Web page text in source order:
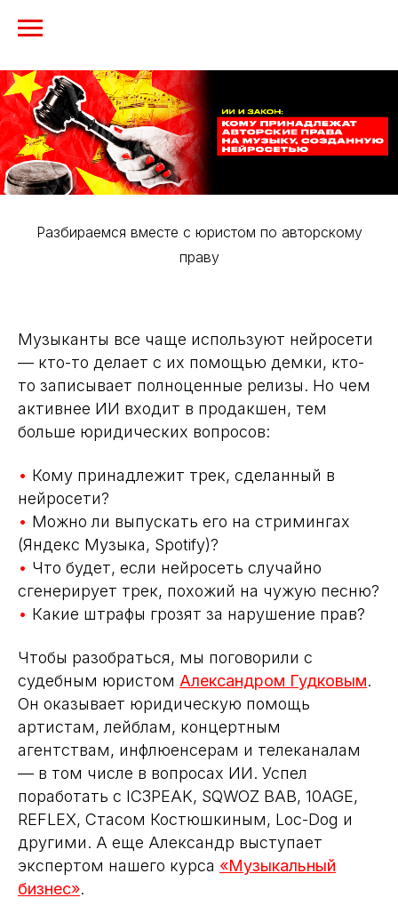
Разбираемся вместе с юристом по авторскому
праву
Музыканты все чаще используют нейросети
— кто-то делает с их помощью демки, кто-
то записывает полноценные релизы. Но чем
активнее ИИ входит в продакшен, тем
больше юридических вопросов:
• Кому принадлежит трек, сделанный в
нейросети?
• Можно ли выпускать его на стримингах
(Яндекс Музыка, Spotify)?
• Что будет, если нейросеть случайно
сгенерирует трек, похожий на чужую песню?
• Какие штрафы грозят за нарушение прав?
Чтобы разобраться, мы поговорили с
судебным юристом Александром Гудковым.
Он оказывает юридическую помощь
артистам, лейблам, концертным
агентствам, инфлюенсерам и телеканалам
— в том числе в вопросах ИИ. Успел
поработать с IC3PEAK, SQWOZ BAB, 10AGE,
REFLEX, Стасом Костюшкиным, Loc-Dog и
другими. А еще Александр выступает
экспертом нашего курса «Музыкальный
бизнес».